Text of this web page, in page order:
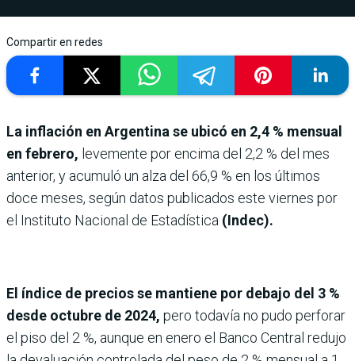
Compartir en redes
La inflación en Argentina se ubicó en 2,4 % mensual
en febrero, levemente por encima del 2,2 % del mes
anterior, y acumuló un alza del 66,9 % en los últimos
doce meses, según datos publicados este viernes por
el Instituto Nacional de Estadística (Indec).
El índice de precios se mantiene por debajo del 3 %
desde octubre de 2024, pero todavía no pudo perforar
el piso del 2 %, aunque en enero el Banco Central redujo